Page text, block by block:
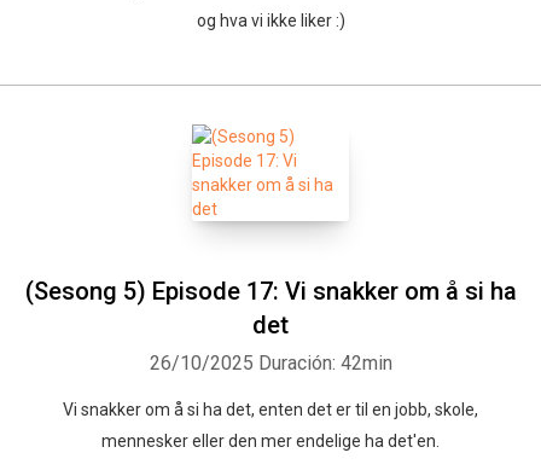
og hva vi ikke liker :)
(Sesong 5) Episode 17: Vi snakker om å si ha
det
26/10/2025 Duración: 42min
Vi snakker om å si ha det, enten det er til en jobb, skole,
mennesker eller den mer endelige ha det'en.
Whatsapp Facebook Twitter E-mail